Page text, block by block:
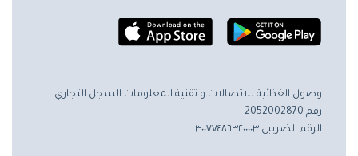
وصول الغذائية للاتصالات و تقنية المعلومات السجل التجاري
رقم 2052002870
الرقم الضريبي ٣٠٠٧٧٤٨٦٣٢٠٠٠٠٣